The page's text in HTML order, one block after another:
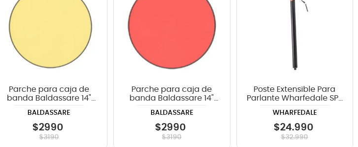
Parche para caja de
banda Baldassare 14"
BALDASSARE
$2990
$3190
Parche para caja de
banda Baldassare 14"
BALDASSARE
$2990
$3190
Poste Extensible Para
Parlante Wharfedale SP-
WHARFEDALE
$24.990
$32.990